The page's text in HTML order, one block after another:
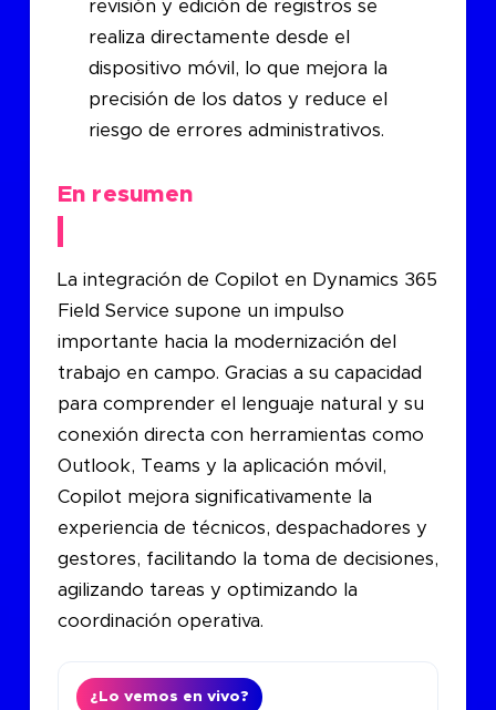
revisión y edición de registros se
realiza directamente desde el
dispositivo móvil, lo que mejora la
precisión de los datos y reduce el
riesgo de errores administrativos.
En resumen
La integración de Copilot en Dynamics 365
Field Service supone un impulso
importante hacia la modernización del
trabajo en campo. Gracias a su capacidad
para comprender el lenguaje natural y su
conexión directa con herramientas como
Outlook, Teams y la aplicación móvil,
Copilot mejora significativamente la
experiencia de técnicos, despachadores y
gestores, facilitando la toma de decisiones,
agilizando tareas y optimizando la
coordinación operativa.
¿Lo vemos en vivo?